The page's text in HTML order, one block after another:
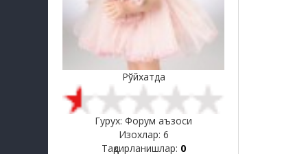
Рўйхатда
Гурух: Форум аъзоси
Изохлар: 6
Тақдирланишлар: 0